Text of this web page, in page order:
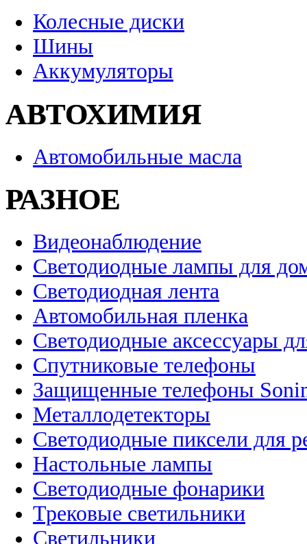
Колесные диски
Шины
Аккумуляторы
АВТОХИМИЯ
Автомобильные масла
РАЗНОЕ
Видеонаблюдение
Светодиодные лампы для
Светодиодная лента
Автомобильная пленка
Светодиодные аксессуары
Спутниковые телефоны
Защищенные телефоны
Металлодетекторы
Светодиодные пиксели для
Настольные лампы
Светодиодные фонарики
Трековые светильники
Светильники